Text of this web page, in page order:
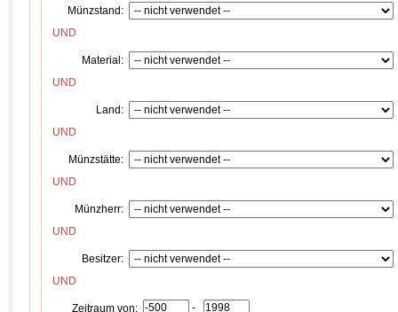
Münzstand:
UND
Material:
UND
Land:
UND
Münzstätte:
UND
Münzherr:
UND
Besitzer:
UND
Zeitraum von: -